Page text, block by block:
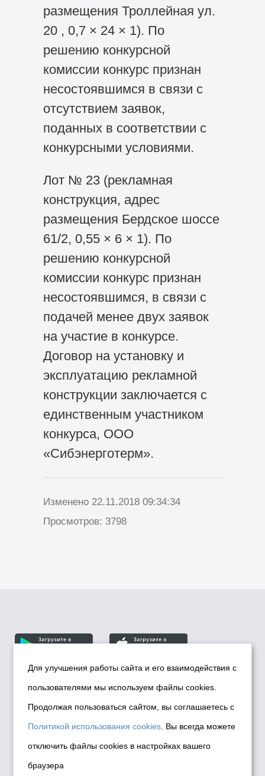
размещения Троллейная ул.
20 , 0,7 × 24 × 1). По
решению конкурсной
комиссии конкурс признан
несостоявшимся в связи с
отсутствием заявок,
поданных в соответствии с
конкурсными условиями.
Лот № 23 (рекламная
конструкция, адрес
размещения Бердское шоссе
61/2, 0,55 × 6 × 1). По
решению конкурсной
комиссии конкурс признан
несостоявшимся, в связи с
подачей менее двух заявок
на участие в конкурсе.
Договор на установку и
эксплуатацию рекламной
конструкции заключается с
единственным участником
конкурса, ООО
«Сибэнерготерм».
Изменено 22.11.2018 09:34:34
Просмотров: 3798
© Департамент информационной политики мэрии
города Новосибирска, 2026
Политика использования Cookies
Политика по обработке персональных
данных в информационных системах
мэрии города Новосибирска
Для улучшения работы сайта и его взаимодействия с
пользователями мы используем файлы cookies.
Продолжая пользоваться сайтом, вы соглашаетесь с
Политикой использования cookies . Вы всегда можете
отключить файлы cookies в настройках вашего
браузера